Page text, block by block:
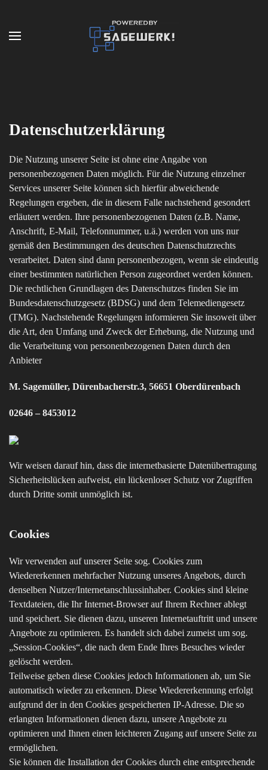
Zum Hauptinhalt springen
Datenschutzerklärung
Die Nutzung unserer Seite ist ohne eine Angabe von
personenbezogenen Daten möglich. Für die Nutzung einzelner
Services unserer Seite können sich hierfür abweichende
Regelungen ergeben, die in diesem Falle nachstehend gesondert
erläutert werden. Ihre personenbezogenen Daten (z.B. Name,
Anschrift, E-Mail, Telefonnummer, u.ä.) werden von uns nur
gemäß den Bestimmungen des deutschen Datenschutzrechts
verarbeitet. Daten sind dann personenbezogen, wenn sie eindeutig
einer bestimmten natürlichen Person zugeordnet werden können.
Die rechtlichen Grundlagen des Datenschutzes finden Sie im
Bundesdatenschutzgesetz (BDSG) und dem Telemediengesetz
(TMG). Nachstehende Regelungen informieren Sie insoweit über
die Art, den Umfang und Zweck der Erhebung, die Nutzung und
die Verarbeitung von personenbezogenen Daten durch den
Anbieter
M. Sagemüller, Dürenbacherstr.3, 56651 Oberdürenbach
02646 – 8453012
Wir weisen darauf hin, dass die internetbasierte Datenübertragung
Sicherheitslücken aufweist, ein lückenloser Schutz vor Zugriffen
durch Dritte somit unmöglich ist.
Cookies
Wir verwenden auf unserer Seite sog. Cookies zum
Wiedererkennen mehrfacher Nutzung unseres Angebots, durch
denselben Nutzer/Internetanschlussinhaber. Cookies sind kleine
Textdateien, die Ihr Internet-Browser auf Ihrem Rechner ablegt
und speichert. Sie dienen dazu, unseren Internetauftritt und unsere
Angebote zu optimieren. Es handelt sich dabei zumeist um sog.
„Session-Cookies“, die nach dem Ende Ihres Besuches wieder
gelöscht werden.
Teilweise geben diese Cookies jedoch Informationen ab, um Sie
automatisch wieder zu erkennen. Diese Wiedererkennung erfolgt
aufgrund der in den Cookies gespeicherten IP-Adresse. Die so
erlangten Informationen dienen dazu, unsere Angebote zu
optimieren und Ihnen einen leichteren Zugang auf unsere Seite zu
ermöglichen.
Sie können die Installation der Cookies durch eine entsprechende